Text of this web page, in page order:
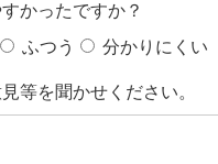
かったですか？
ふつう 分かりにくい
等を聞かせください。